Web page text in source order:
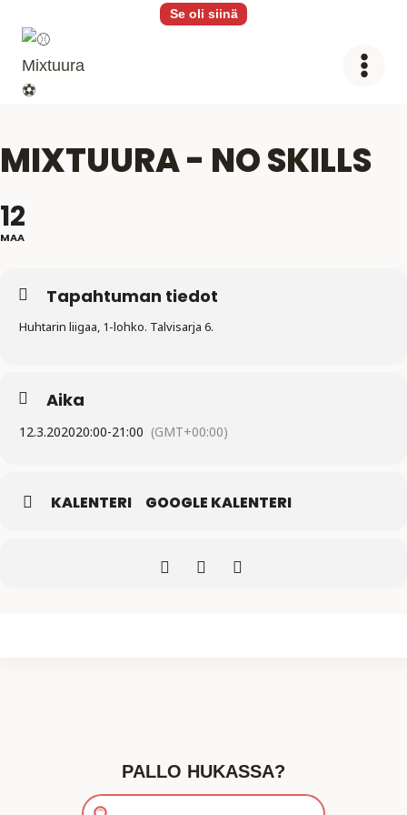
sisältöön
Se oli siinä
MIXTUURA - NO SKILLS
12
MAA
Tapahtuman tiedot
Huhtarin liigaa, 1-lohko. Talvisarja 6.
Aika
12.3.202020:00-21:00 (GMT+00:00)
KALENTERI GOOGLE KALENTERI
PALLO HUKASSA?